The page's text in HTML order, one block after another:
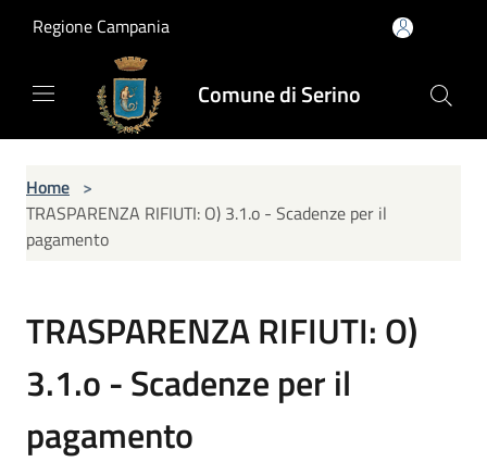
Regione Campania
Comune di Serino
Home >
TRASPARENZA RIFIUTI: O) 3.1.o - Scadenze per il
pagamento
TRASPARENZA RIFIUTI: O)
3.1.o - Scadenze per il
pagamento